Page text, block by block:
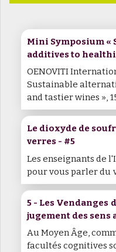
Mini Symposium «
additives to
OENOVITI
Sustainable
and tastier wines »,
Le dioxyde de
verres - #5
Les enseignants de
pour vous parler du
5 - Les Vendanges
jugement des sens
Au Moyen Âge,
facultés cognitives